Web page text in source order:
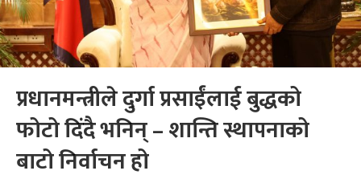
प्रधानमन्त्रीले दुर्गा प्रसाईंलाई बुद्धको
फोटो दिंदै भनिन् – शान्ति स्थापनाको
बाटो निर्वाचन हो